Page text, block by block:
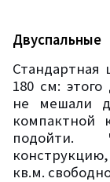
Двуспальные
Стандартная
180 см:
не мешали
компактной
подойти.
кв.м.